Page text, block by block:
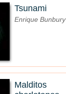
Tsunami
Enrique Bunbury
Malditos